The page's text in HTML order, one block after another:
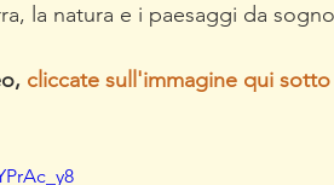
la natura e i paesaggi da
cliccate sull'immagine qui sotto